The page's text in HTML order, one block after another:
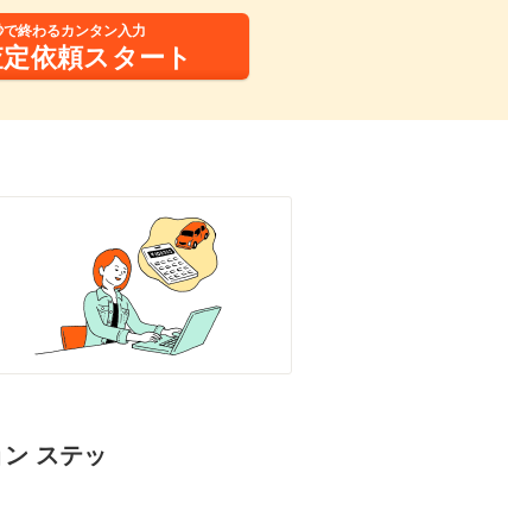
終わるカンタン入力
依頼スタート
ステッ